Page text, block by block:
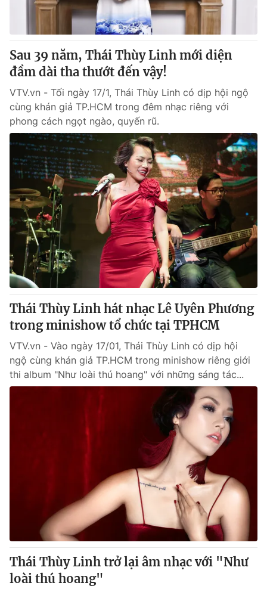
Sau 39 năm, Thái Thùy Linh mới diện
đầm dài tha thướt đến vậy!
VTV.vn - Tối ngày 17/1, Thái Thùy Linh có dịp hội ngộ
cùng khán giả TP.HCM trong đêm nhạc riêng với
phong cách ngọt ngào, quyến rũ.
Thái Thùy Linh hát nhạc Lê Uyên Phương
trong minishow tổ chức tại TPHCM
VTV.vn - Vào ngày 17/01, Thái Thùy Linh có dịp hội
ngộ cùng khán giả TP.HCM trong minishow riêng giới
thi album "Như loài thú hoang" với những sáng tác...
Thái Thùy Linh trở lại âm nhạc với "Như
loài thú hoang"